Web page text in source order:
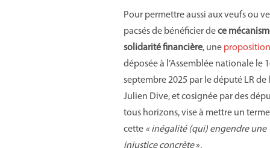
Pour permettre aussi aux veufs ou
pacsés de bénéficier dece
solidarité financière, une
déposée à l’Assemblée nationale le
septembre 2025 par le député LR de
Julien Dive, et cosignée par des
tous horizons, vise à mettre un
cette « inégalité (qui) engendre une
injustice concrète».